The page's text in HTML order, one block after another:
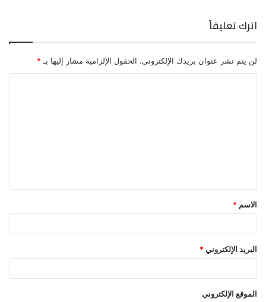
اترك تعليقاً
لن يتم نشر عنوان بريدك الإلكتروني. الحقول الإلزامية مشار إليها بـ *
ق
*
الاسم *
البريد الإلكتروني *
الموقع الإلكتروني